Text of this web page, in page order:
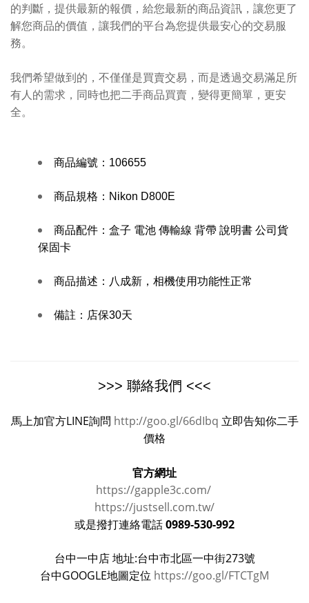
的判斷，提供最新的報價，給您最新的商品資訊，讓您更了
解您商品的價值，讓我們的平台為您提供最安心的交易服
務。
我們希望做到的，不僅僅是買賣交易，而是透過交易滿足所
有人的需求，同時也把二手商品買賣，變得更簡單，更安
全。
商品編號： 106655
商品規格： Nikon D800E
商品配件： 盒子 電池 傳輸線 背帶 說明書 公司貨
保固卡
商品描述：八 成新，相機使用功能性正常
備註： 店保30天
>>> 聯絡我們 <<<
馬上加官方LINE詢問 http://goo.gl/66dIbq 立即告知你二手
價格
官方網址
https://gapple3c.com/
https://justsell.com.tw/
或是撥打連絡電話 0989-530-992
台中一中店 地址:台中市北區一中街273號
台中GOOGLE地圖定位 https://goo.gl/FTCTgM